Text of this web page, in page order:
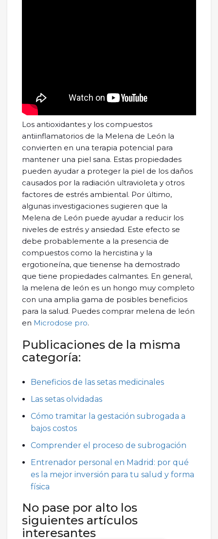
Los antioxidantes y los compuestos
antiinflamatorios de la Melena de León la
convierten en una terapia potencial para
mantener una piel sana. Estas propiedades
pueden ayudar a proteger la piel de los daños
causados por la radiación ultravioleta y otros
factores de estrés ambiental. Por último,
algunas investigaciones sugieren que la
Melena de León puede ayudar a reducir los
niveles de estrés y ansiedad. Este efecto se
debe probablemente a la presencia de
compuestos como la hercistina y la
ergotioneína, que tienense ha demostrado
que tiene propiedades calmantes. En general,
la melena de león es un hongo muy completo
con una amplia gama de posibles beneficios
para la salud. Puedes comprar melena de león
en Microdose pro.
Publicaciones de la misma
categoría:
Beneficios de las setas medicinales
Las setas olvidadas
Cómo tramitar la gestación subrogada a
bajos costos
Comprender el proceso de subrogación
Entrenador personal en Madrid: por qué
es la mejor inversión para tu salud y forma
física
No pase por alto los
siguientes artículos
interesantes